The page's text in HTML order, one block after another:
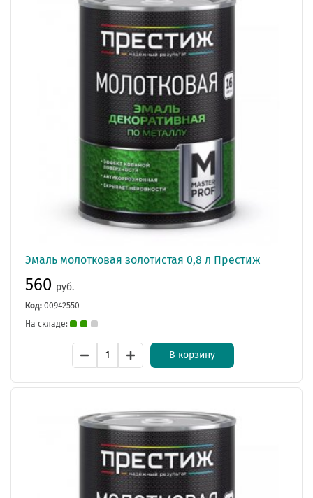
Эмаль молотковая золотистая 0,8 л Престиж
560 руб.
Код: 00942550
На складе:
В корзину